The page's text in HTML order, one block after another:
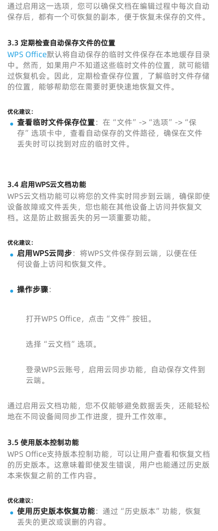
通过启用这一选项，您可以确保文档在编辑过程中每次自动
保存后，都有一个可恢复的副本，便于恢复未保存的文件。
3.3 定期检查自动保存文件的位置
WPS Office默认将自动保存的临时文件保存在本地缓存目录
中。然而，如果用户不知道这些临时文件的位置，就可能错
过恢复机会。因此，定期检查保存位置，了解临时文件存储
的位置，能够帮助您在需要时更快速地恢复文件。
优化建议：
查看临时文件保存位置：在“文件”->“选项”->“保
存”选项卡中，查看自动保存的文件路径，确保在文件
丢失时可以找到对应的临时文件。
3.4 启用WPS云文档功能
WPS云文档功能可以将您的文件实时同步到云端，确保即使
设备故障或文件丢失，您也能在其他设备上访问并恢复文
档。这是防止数据丢失的另一项重要功能。
优化建议：
启用WPS云同步：将WPS文件保存到云端，以便在任
何设备上访问和恢复文件。
操作步骤：
打开WPS Office，点击“文件”按钮。
选择“云文档”选项。
登录WPS云账号，启用云同步功能，自动保存文件到
云端。
通过启用云文档功能，您不仅能够避免数据丢失，还能轻松
地在不同设备间同步工作进度，提升工作效率。
3.5 使用版本控制功能
WPS Office支持版本控制功能，可以让用户查看和恢复文档
的历史版本。这意味着即使发生错误，用户也能通过历史版
本来恢复之前的工作内容。
优化建议：
使用历史版本恢复功能：通过“历史版本”功能，恢复
丢失的更改或误删的内容。